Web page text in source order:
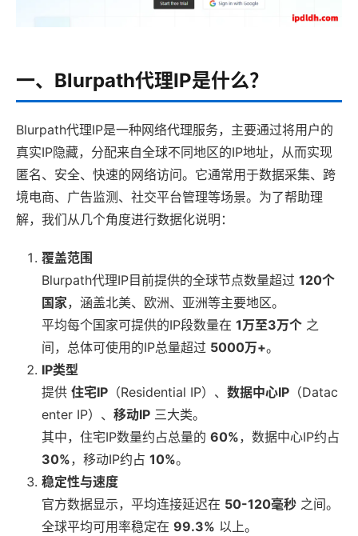
一、Blurpath代理IP是什么？
Blurpath代理IP是一种网络代理服务，主要通过将用户的
真实IP隐藏，分配来自全球不同地区的IP地址，从而实现
匿名、安全、快速的网络访问。它通常用于数据采集、跨
境电商、广告监测、社交平台管理等场景。为了帮助理
解，我们从几个角度进行数据化说明：
覆盖范围
Blurpath代理IP目前提供的全球节点数量超过 120个
国家，涵盖北美、欧洲、亚洲等主要地区。
平均每个国家可提供的IP段数量在 1万至3万个 之
间，总体可使用的IP总量超过 5000万+。
IP类型
提供 住宅IP （Residential IP）、 数据中心IP （Datac
enter IP）、 移动IP 三大类。
其中，住宅IP数量约占总量的 60%，数据中心IP约占
30%，移动IP约占 10%。
稳定性与速度
官方数据显示，平均连接延迟在 50-120毫秒 之间。
全球平均可用率稳定在 99.3% 以上。